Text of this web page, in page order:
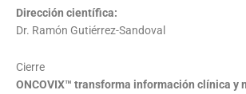
Dirección científica:
Dr. Ramón Gutiérrez-Sandoval
Cierre
ONCOVIX™ transforma información clínica y